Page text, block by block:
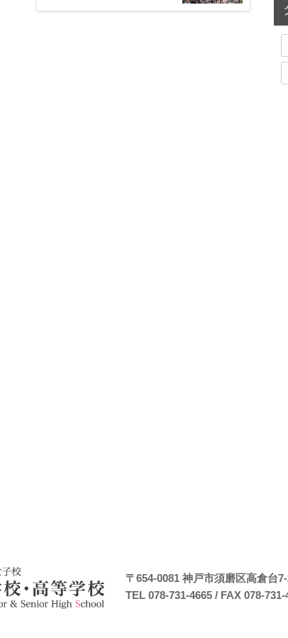
〒654-0081神戸市須磨区高倉台
TEL 078-731-4665 / FAX 078-731-